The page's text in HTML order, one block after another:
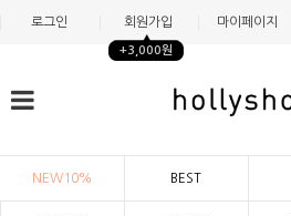
로그인 회원가입
+3,000원
마이페이지
NEW10% BEST